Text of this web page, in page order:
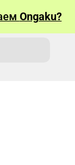
Ongaku?